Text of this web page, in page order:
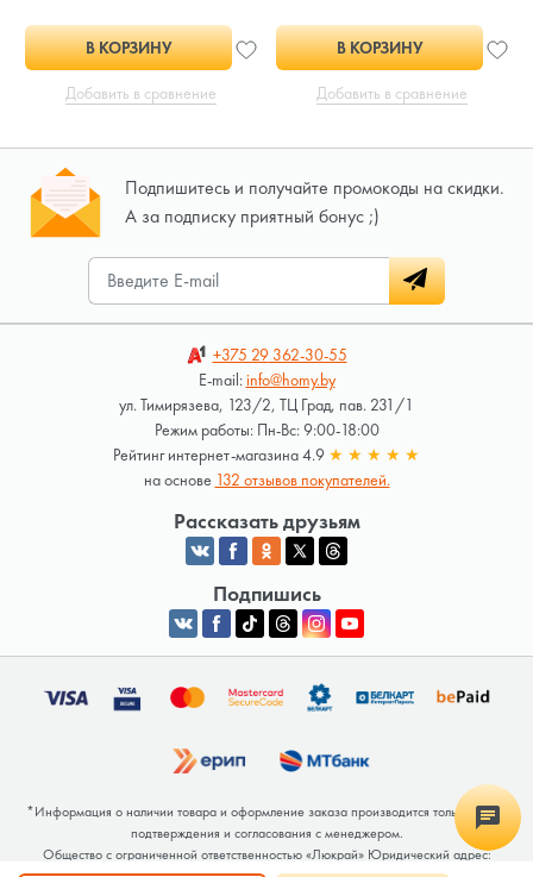
В КОРЗИНУ
Добавить в сравнение
В КОРЗИНУ
Добавить в сравнение
Подпишитесь и получайте промокоды на скидки.
А за подписку приятный бонус ;)
+375 29362-30-55
E-mail:info@homy.by
ул. Тимирязева, 123/2, ТЦ Град, пав. 231/1
Режим работы: Пн-Вс: 9:00-18:00
Рейтинг интернет-магазина 4.9 ★ ★ ★ ★ ★
на основе 132 отзывов покупателей.
Рассказать друзьям
Подпишись
*Информация о наличии товара и оформление заказа производится только после
подтверждения и согласования с менеджером.
Общество с ограниченной ответственностью «Люкрай» Юридический адрес: